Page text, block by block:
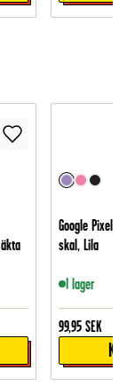
Google Pixel 9
skal, Lila
I lager
99,95 SEK